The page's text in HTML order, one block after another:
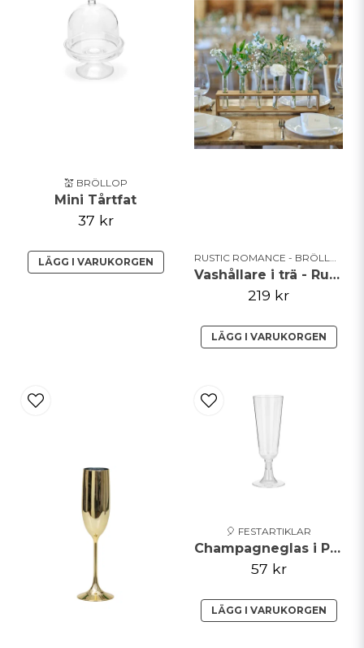
💒 BRÖLLOP
Mini Tårtfat
37 kr
LÄGG I VARUKORGEN
Vashållare i trä - Rustic Romance
219 kr
LÄGG I VARUKORGEN
🎈 FESTARTIKLAR
Champagneglas i Plast
57 kr
LÄGG I VARUKORGEN